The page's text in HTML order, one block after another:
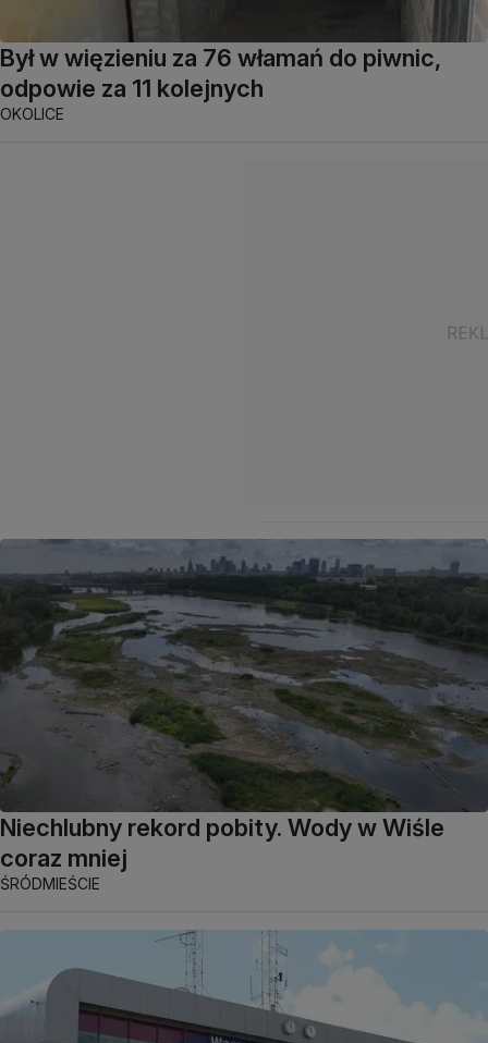
Był w więzieniu za 76 włamań do piwnic,
odpowie za 11 kolejnych
OKOLICE
Niechlubny rekord pobity. Wody w Wiśle
coraz mniej
ŚRÓDMIEŚCIE